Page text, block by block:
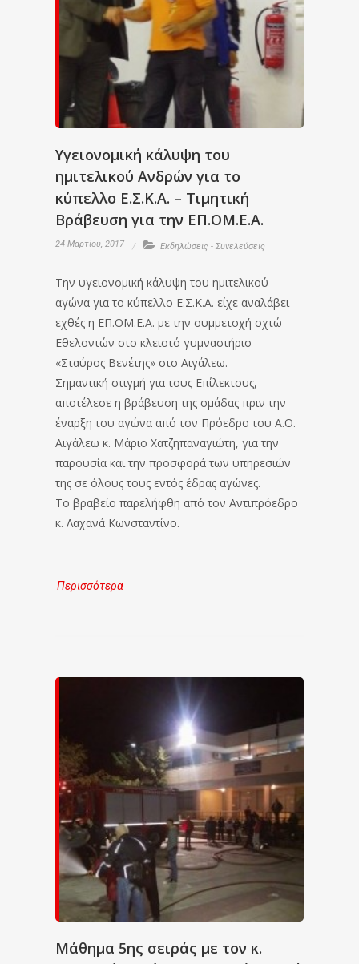
Υγειονομική κάλυψη του
ημιτελικού Ανδρών για το
κύπελλο Ε.Σ.Κ.Α. – Τιμητική
Βράβευση για την ΕΠ.ΟΜ.Ε.Α.
24 Μαρτίου, 2017 Εκδηλώσεις - Συνελεύσεις
Την υγειονομική κάλυψη του ημιτελικού
αγώνα για το κύπελλο Ε.Σ.Κ.Α. είχε αναλάβει
εχθές η ΕΠ.ΟΜ.Ε.Α. με την συμμετοχή οχτώ
Εθελοντών στο κλειστό γυμναστήριο
«Σταύρος Βενέτης» στο Αιγάλεω.
Σημαντική στιγμή για τους Επίλεκτους,
αποτέλεσε η βράβευση της ομάδας πριν την
έναρξη του αγώνα από τον Πρόεδρο του Α.Ο.
Αιγάλεω κ. Μάριο Χατζηπαναγιώτη, για την
παρουσία και την προσφορά των υπηρεσιών
της σε όλους τους εντός έδρας αγώνες.
Το βραβείο παρελήφθη από τον Αντιπρόεδρο
κ. Λαχανά Κωνσταντίνο.
Περισσότερα
Μάθημα 5ης σειράς με τον κ.